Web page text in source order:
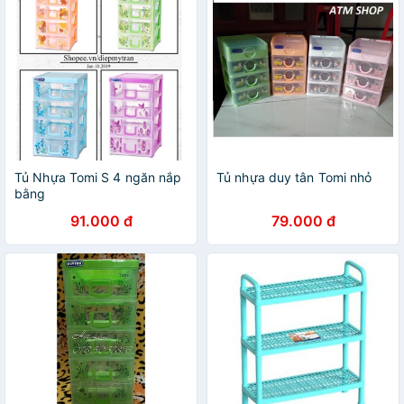
Tủ Nhựa Tomi S 4 ngăn nắp
bằng
91.000 đ
Tủ nhựa duy tân Tomi nhỏ
79.000 đ